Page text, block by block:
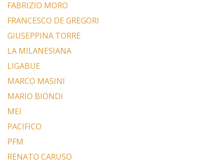
FABRIZIO MORO
FRANCESCO DE GREGORI
GIUSEPPINA TORRE
LA MILANESIANA
LIGABUE
MARCO MASINI
MARIO BIONDI
MEI
PACIFICO
PFM
RENATO CARUSO